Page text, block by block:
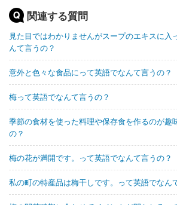
関連する質問
見た目ではわかりませんがスープのエキスに入
んて言うの？
意外と色々な食品にって英語でなんて言うの？
梅って英語でなんて言うの？
季節の食材を使った料理や保存食を作るのが趣
の？
梅の花が満開です。って英語でなんて言うの？
私の町の特産品は梅干しです。って英語でなん